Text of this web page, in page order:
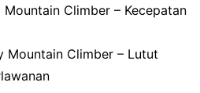
Mountain Climber – Kecepatan
Mountain Climber – Lutut